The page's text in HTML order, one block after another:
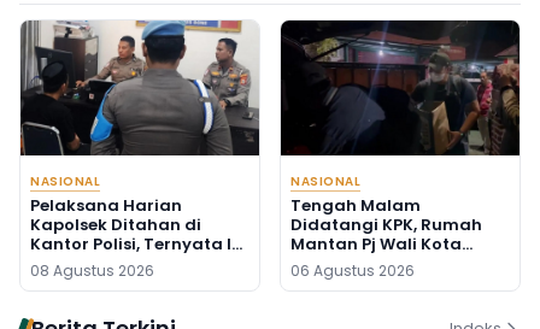
NASIONAL
Pelaksana Harian
Kapolsek Ditahan di
Kantor Polisi, Ternyata Ini
Penyebabnya
08 Agustus 2026
NASIONAL
Tengah Malam
Didatangi KPK, Rumah
Mantan Pj Wali Kota
Digeledah, Empat Koper
Dibawa
06 Agustus 2026